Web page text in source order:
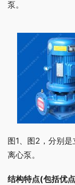
泵。
图1、图2，分别
离心泵。
结构特点(包括优